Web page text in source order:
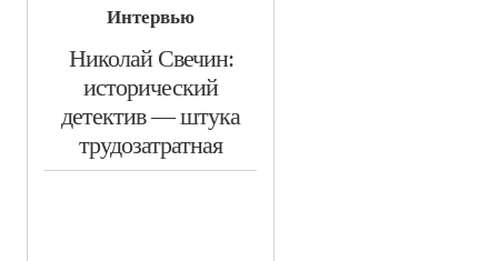
Интервью
Николай Свечин:
исторический
детектив — штука
трудозатратная